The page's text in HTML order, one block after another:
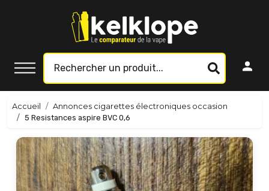
Accueil
Annonces cigarettes électroniques occasion
5 Resistances aspire BVC 0,6